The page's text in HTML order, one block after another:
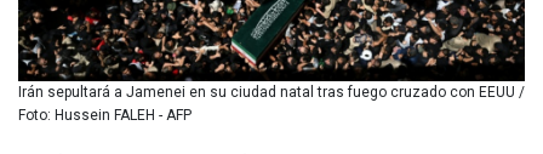
BYR 22645.802735
BZD 2.317474
CAD 1.612324
CDF 2614.086957
Irán sepultará a Jamenei en su ciudad natal tras fuego cruzado con EEUU /
Foto: Hussein FALEH - AFP